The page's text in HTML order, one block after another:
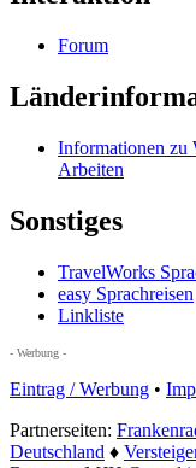
Forum
Informationen zu
Arbeiten
Sonstiges
TravelWorks
easy Sprachreisen
Linkliste
- Werbung -
Eintrag / Werbung •
Partnerseiten:
Deutschland ♦